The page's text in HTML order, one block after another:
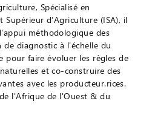
Spécialisé en
d’Agriculture (ISA), il
méthodologique des
diagnostic à l'échelle du
pour faire évoluer les règles de
et co-construire des
avec les producteur.rices.
l'Afrique de l'Ouest & du